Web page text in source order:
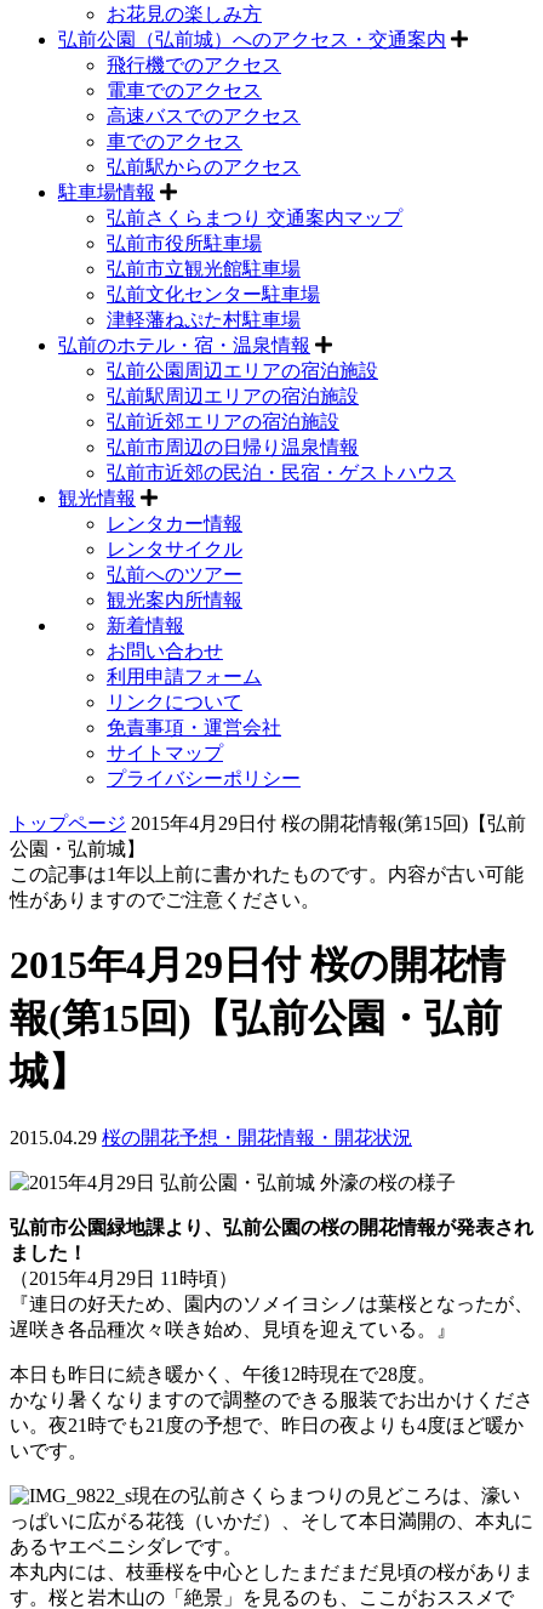
お花見の楽しみ方
弘前公園（弘前城）へのアクセス・交通案内
飛行機でのアクセス
電車でのアクセス
高速バスでのアクセス
車でのアクセス
弘前駅からのアクセス
駐車場情報
弘前さくらまつり 交通案内マップ
弘前市役所駐車場
弘前市立観光館駐車場
弘前文化センター駐車場
津軽藩ねぷた村駐車場
弘前のホテル・宿・温泉情報
弘前公園周辺エリアの宿泊施設
弘前駅周辺エリアの宿泊施設
弘前近郊エリアの宿泊施設
弘前市周辺の日帰り温泉情報
弘前市近郊の民泊・民宿・ゲストハウス
観光情報
レンタカー情報
レンタサイクル
弘前へのツアー
観光案内所情報
新着情報
お問い合わせ
利用申請フォーム
リンクについて
免責事項・運営会社
サイトマップ
プライバシーポリシー
トップページ 2015年4月29日付 桜の開花情報(第15回)【弘前
公園・弘前城】
この記事は1年以上前に書かれたものです。内容が古い可能
性がありますのでご注意ください。
2015年4月29日付 桜の開花情
報(第15回)【弘前公園・弘前
城】
2015.04.29 桜の開花予想・開花情報・開花状況
弘前市公園緑地課より、弘前公園の桜の開花情報が発表され
ました！
（2015年4月29日 11時頃）
『連日の好天ため、園内のソメイヨシノは葉桜となったが、
遅咲き各品種次々咲き始め、見頃を迎えている。』
本日も昨日に続き暖かく、午後12時現在で28度。
かなり暑くなりますので調整のできる服装でお出かけくださ
い。夜21時でも21度の予想で、昨日の夜よりも4度ほど暖か
いです。
現在の弘前さくらまつりの見どころは、濠い
っぱいに広がる花筏（いかだ）、そして本日満開の、本丸に
あるヤエベニシダレです。
本丸内には、枝垂桜を中心としたまだまだ見頃の桜がありま
す。桜と岩木山の「絶景」を見るのも、ここがおススメで